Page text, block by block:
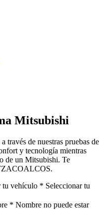
Mitsubishi
través de nuestras pruebas de
y tecnología mientras
de un Mitsubishi. Te
tu vehículo * Seleccionar tu
* Nombre no puede estar